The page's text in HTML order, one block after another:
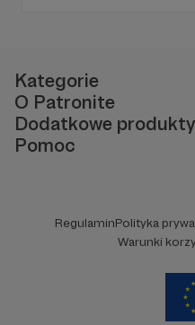
Kategorie
O Patronite
Dodatkowe produkty
Pomoc
RegulaminPolityka
Warunki